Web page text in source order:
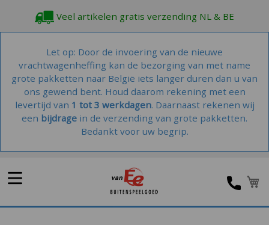
Veel artikelen gratis verzending NL & BE
Let op: Door de invoering van de nieuwe
vrachtwagenheffing kan de bezorging van met name
grote pakketten naar België iets langer duren dan u van
ons gewend bent. Houd daarom rekening met een
levertijd van 1 tot 3 werkdagen. Daarnaast rekenen wij
een bijdrage in de verzending van grote pakketten.
Bedankt voor uw begrip.